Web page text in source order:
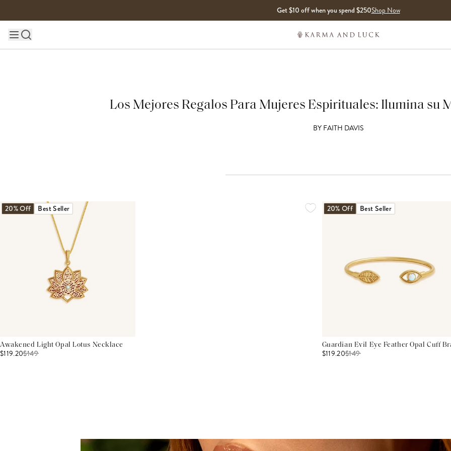
Get $10 off when you spend $250Shop Now
Main site navigation
Los Mejores Regalos Para Mujeres Espirituales: Ilumina su
BYFAITH DAVIS
20% Off Best Seller
Awakened Light Opal Lotus Necklace
$119.20$149
20% Off Best Seller
Guardian Evil Eye Feather Opal Cuff
$119.20$149